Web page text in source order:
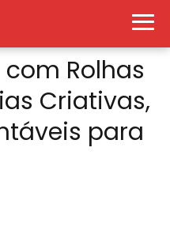
Rolhas
Criativas,
para